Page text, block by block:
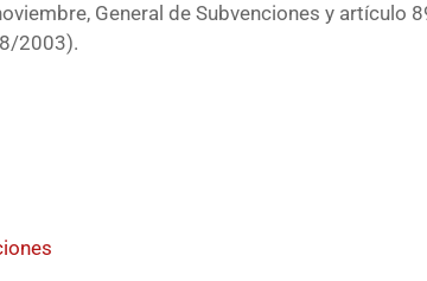
General de Subvenciones y artículo
2003).